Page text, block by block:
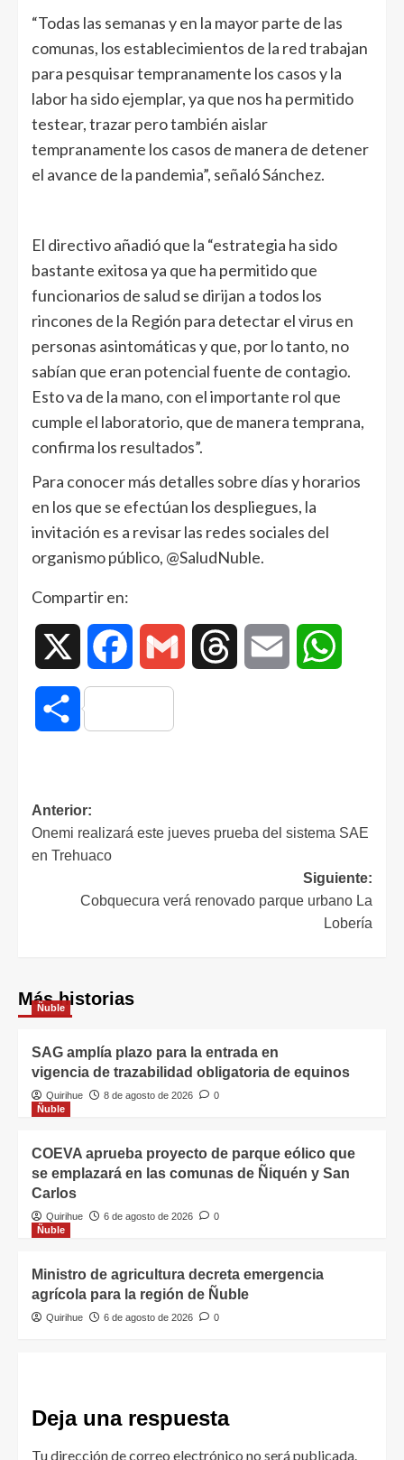
“Todas las semanas y en la mayor parte de las
comunas, los establecimientos de la red trabajan
para pesquisar tempranamente los casos y la
labor ha sido ejemplar, ya que nos ha permitido
testear, trazar pero también aislar
tempranamente los casos de manera de detener
el avance de la pandemia”, señaló Sánchez.
El directivo añadió que la “estrategia ha sido
bastante exitosa ya que ha permitido que
funcionarios de salud se dirijan a todos los
rincones de la Región para detectar el virus en
personas asintomáticas y que, por lo tanto, no
sabían que eran potencial fuente de contagio.
Esto va de la mano, con el importante rol que
cumple el laboratorio, que de manera temprana,
confirma los resultados”.
Para conocer más detalles sobre días y horarios
en los que se efectúan los despliegues, la
invitación es a revisar las redes sociales del
organismo público, @SaludNuble.
Compartir en:
Facebook Gmail Threads Email
Compartir
Anterior:
Onemi realizará este jueves prueba del sistema SAE
en Trehuaco
Siguiente:
Cobquecura verá renovado parque urbano La
Lobería
Más historias
Ñuble
SAG amplía plazo para la entrada en
vigencia de trazabilidad obligatoria de equinos
Quirihue 8 de agosto de 2026
0
Ñuble
COEVA aprueba proyecto de parque eólico que
se emplazará en las comunas de Ñiquén y San
Carlos
Quirihue 6 de agosto de 2026
0
Ñuble
Ministro de agricultura decreta emergencia
agrícola para la región de Ñuble
Quirihue 6 de agosto de 2026 0
Deja una respuesta
Tu dirección de correo electrónico no será publicada.